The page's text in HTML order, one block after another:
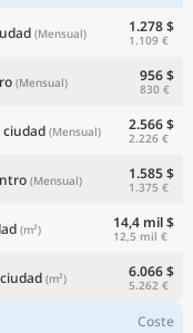
(Mensual) 1.278 $
1.109 €
(Mensual) 956 $
830 €
(Mensual) 2.566 $
2.226 €
(Mensual) 1.585 $
1.375 €
(m²) 14,4 mil $
12,5 mil €
(m²) 6.066 $
5.262 €
Coste